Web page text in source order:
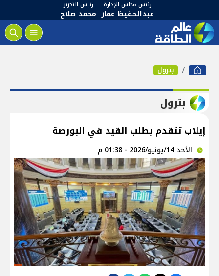
رئيس مجلس الإدارة
عبدالحفيظ عمار
رئيس التحرير
محمد صلاح
بترول
بترول
إيلاب تتقدم بطلب القيد في البورصة
الأحد 14/يونيو/2026 - 01:38 م